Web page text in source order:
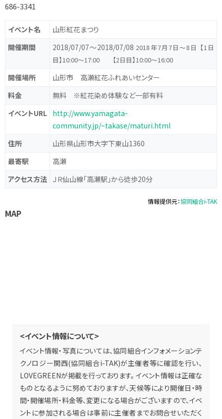
686-3341
イベント名
山形紅花まつり
開催期間
2018/07/07〜2018/07/08 2018年7月7日～8日 【1日
目】10:00～17:00 【2日目】10:00～16:00
開催場所
山形市 高瀬紅花ふれあいセンター
料金
無料 ※紅花染め体験など一部有料
イベントURL http://www.yamagata-
community.jp/~takase/maturi.html
住所
山形県山形市大字下東山1360
最寄駅
高瀬
アクセス方法 ＪＲ仙山線「高瀬駅」から徒歩20分
情報提供元：協同組合i-TAK
MAP
<イベント情報について>
イベント情報・写真については、協同組合インフォメーションテ
クノロジー関西(協同組合i-TAK)が主催者等に確認を行い、
LOVEGREENが掲載を行っております。 イベント情報は正確な
ものとなるように努めておりますが、天候等により開催日・時
間・開催場所・料金等、変更になる場合がございますので、イベ
ントに参加される場合は事前に主催者までお問合せいただく